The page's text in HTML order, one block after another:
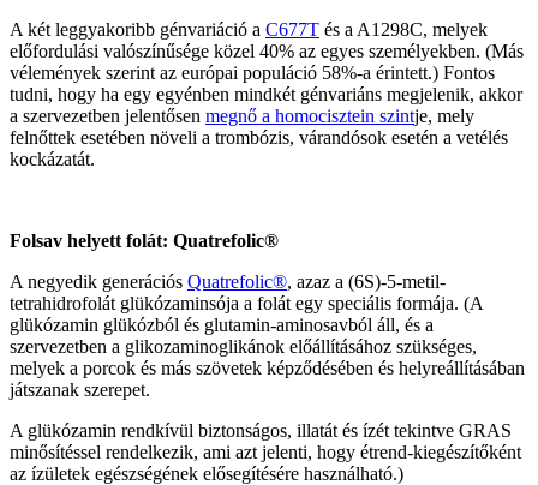
A két leggyakoribb génvariáció a C677T és a A1298C, melyek
előfordulási valószínűsége közel 40% az egyes személyekben. (Más
vélemények szerint az európai populáció 58%-a érintett.) Fontos
tudni, hogy ha egy egyénben mindkét génvariáns megjelenik, akkor
a szervezetben jelentősen megnő a homocisztein szintje, mely
felnőttek esetében növeli a trombózis, várandósok esetén a vetélés
kockázatát.
Folsav helyett folát: Quatrefolic®
A negyedik generációs Quatrefolic®, azaz a (6S)-5-metil-
tetrahidrofolát glükózaminsója a folát egy speciális formája. (A
glükózamin glükózból és glutamin-aminosavból áll, és a
szervezetben a glikozaminoglikánok előállításához szükséges,
melyek a porcok és más szövetek képződésében és helyreállításában
játszanak szerepet.
A glükózamin rendkívül biztonságos, illatát és ízét tekintve GRAS
minősítéssel rendelkezik, ami azt jelenti, hogy étrend-kiegészítőként
az ízületek egészségének elősegítésére használható.)